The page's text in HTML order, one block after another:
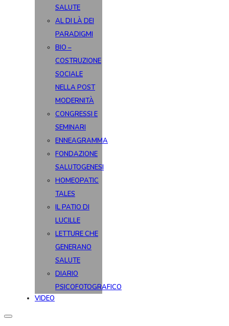
SALUTE
AL DI LÀ DEI
PARADIGMI
BIO –
COSTRUZIONE
SOCIALE
NELLA POST
MODERNITÀ
CONGRESSI E
SEMINARI
ENNEAGRAMMA
FONDAZIONE
SALUTOGENESI
HOMEOPATIC
TALES
IL PATIO DI
LUCILLE
LETTURE CHE
GENERANO
SALUTE
DIARIO
PSICOFOTOGRAFICO
VIDEO